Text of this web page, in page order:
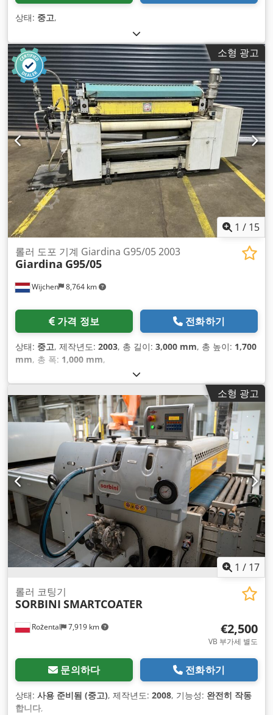
상태: 중고,
소형 광고
1 / 15
Wijchen 8,764 km
롤러 도포 기계 Giardina G95/05 2003
Giardina G95/05
가격 정보 전화하기
상태: 중고, 제작년도: 2003, 총 길이: 3,000 mm, 총 높이: 1,700
mm, 총 폭: 1,000 mm,
소형 광고
1 / 17
Rożental 7,919 km
롤러 코팅기
SORBINI SMARTCOATER
€2,500
VB 부가세 별도
문의하다 전화하기
상태: 사용 준비됨 (중고), 제작년도: 2008, 기능성: 완전히 작동
합니다,